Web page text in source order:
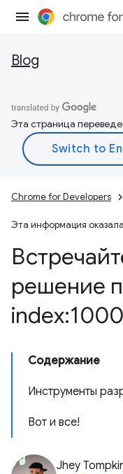
Blog
Эта страница
Chrome for Developers
Эта информация
решение
Содержание
Инструменты
Вот и все!
Jhey